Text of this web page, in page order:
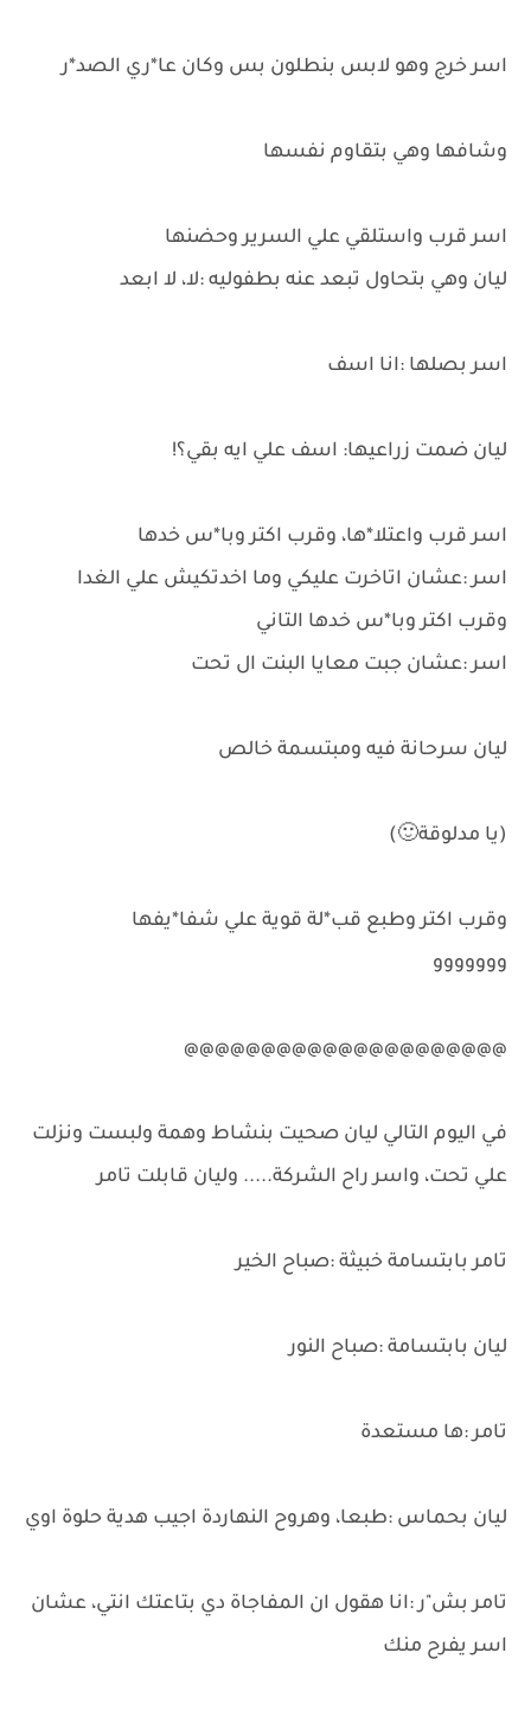
اسر خرج وهو لابس بنطلون بس وكان عا*ري الصد*ر
وشافها وهي بتقاوم نفسها
اسر قرب واستلقي علي السرير وحضنها
ليان وهي بتحاول تبعد عنه بطفوليه :لا، لا ابعد
اسر بصلها :انا اسف
ليان ضمت زراعيها: اسف علي ايه بقي؟!
اسر قرب واعتلا*ها، وقرب اكتر وبا*س خدها
اسر :عشان اتاخرت عليكي وما اخدتكيش علي الغدا
وقرب اكتر وبا*س خدها التاني
اسر :عشان جبت معايا البنت ال تحت
ليان سرحانة فيه ومبتسمة خالص
(يا مدلوقة🙂)
وقرب اكتر وطبع قب*لة قوية علي شفا*يفها
ووووووو
@@@@@@@@@@@@@@@@@@@@@
في اليوم التالي ليان صحيت بنشاط وهمة ولبست ونزلت
علي تحت، واسر راح الشركة..... وليان قابلت تامر
تامر بابتسامة خبيثة :صباح الخير
ليان بابتسامة :صباح النور
تامر :ها مستعدة
ليان بحماس :طبعا، وهروح النهاردة اجيب هدية حلوة اوي
تامر بش"ر :انا هقول ان المفاجاة دي بتاعتك انتي، عشان
اسر يفرح منك